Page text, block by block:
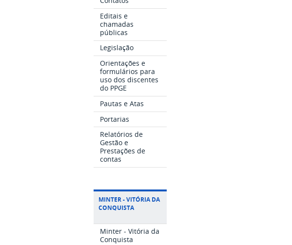
Editais e
chamadas
públicas
Legislação
Orientações e
formulários para
uso dos discentes
do PPGE
Pautas e Atas
Portarias
Relatórios de
Gestão e
Prestações de
contas
MINTER - VITÓRIA DA
CONQUISTA
Minter - Vitória da
Conquista